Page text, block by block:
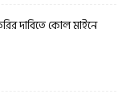
দাবিতে কোল মাইনে